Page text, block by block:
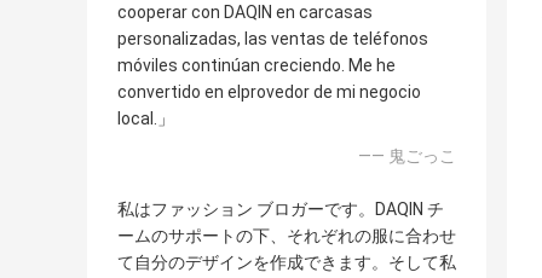
cooperar con DAQIN en carcasas
personalizadas, las ventas de teléfonos
móviles continúan creciendo. Me he
convertido en elprovedor de mi negocio
local.」
—— 鬼ごっこ
私はファッション ブロガーです。DAQIN チ
ームのサポートの下、それぞれの服に合わせ
て自分のデザインを作成できます。そして私